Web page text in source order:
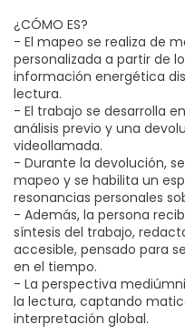
¿CÓMO ES?
- El mapeo se realiza de
personalizada a partir de
información energética
lectura.
- El trabajo se desarrolla
análisis previo y una
videollamada.
- Durante la devolución,
mapeo y se habilita un
resonancias personales
- Además, la persona
síntesis del trabajo,
accesible, pensado para
en el tiempo.
- La perspectiva
la lectura, captando
interpretación global.